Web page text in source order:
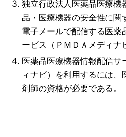
独立行政法人医薬品医療機
品・医療機器の安全性に関
電子メールで配信する医薬
ービス（ＰＭＤＡメディナ
医薬品医療機器情報配信サ
ィナビ）を利用するには、
剤師の資格が必要である。